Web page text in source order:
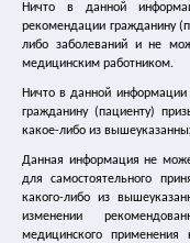
Лечение ГМП
Спазмекс
Спазмекс 30
Упражнения
Где купить
Ничто в данной
рекомендации гражданину
либо заболеваний и не
медицинским работником.
Ничто в данной
гражданину (пациенту)
какое-либо из
Данная информация не
для самостоятельного
какого-либо из
изменении
медицинского применения